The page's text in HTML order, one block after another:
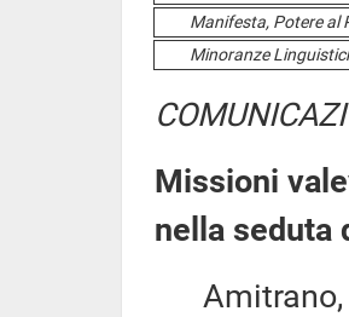
Manifesta, Potere al
Minoranze
Missioni
nella seduta
Amitrano,